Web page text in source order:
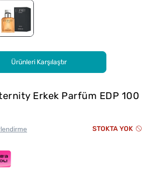
Ürünleri Karşılaştır
Erkek Parfüm EDP 100
STOKTA YOK